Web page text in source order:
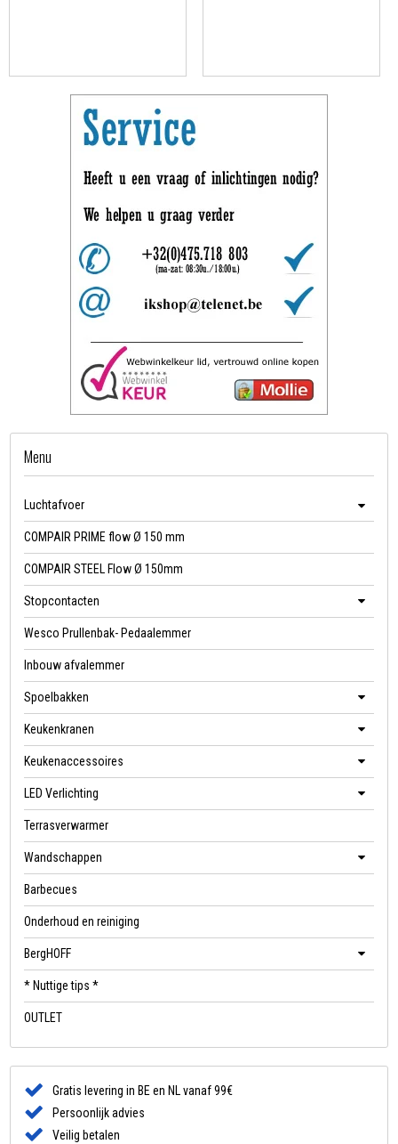
Menu
Luchtafvoer
COMPAIR PRIME flow Ø 150 mm
COMPAIR STEEL Flow Ø 150mm
Stopcontacten
Wesco Prullenbak- Pedaalemmer
Inbouw afvalemmer
Spoelbakken
Keukenkranen
Keukenaccessoires
LED Verlichting
Terrasverwarmer
Wandschappen
Barbecues
Onderhoud en reiniging
BergHOFF
* Nuttige tips *
OUTLET
Gratis levering in BE en NL vanaf 99€
Persoonlijk advies
Veilig betalen